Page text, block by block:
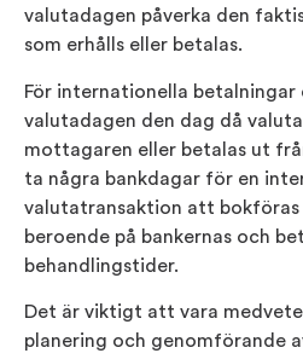
valutadagen påverka den
som erhålls eller betalas.
För internationella betalningar
valutadagen den dag då
mottagaren eller betalas ut
ta några bankdagar för en
valutatransaktion att bokföras
beroende på bankernas och
behandlingstider.
Det är viktigt att vara
planering och genomförande